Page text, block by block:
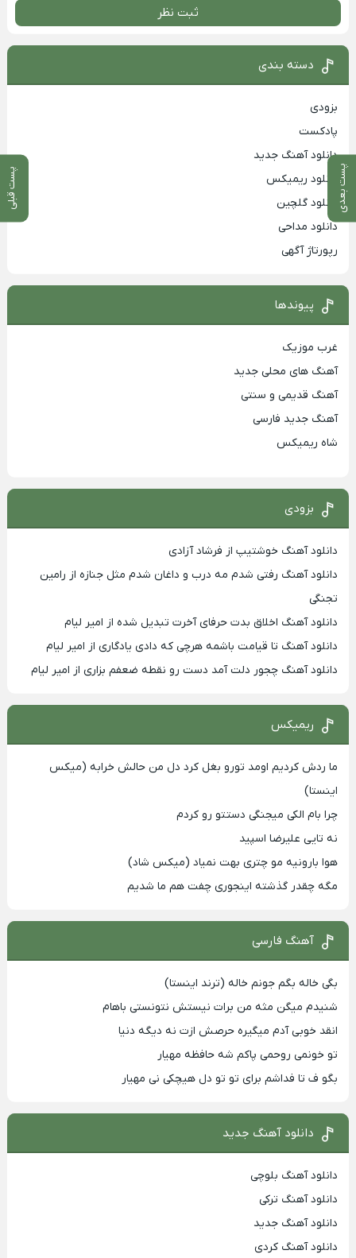
پست بعدی پست قبلی
ثبت نظر
دسته بندی
بزودی
پادکست
دانلود آهنگ جدید
دانلود ریمیکس
دانلود گلچین
دانلود مداحی
رپورتاژ آگهی
پیوندها
غرب موزیک
آهنگ های محلی جدید
آهنگ قدیمی و سنتی
آهنگ جدید فارسی
شاه ریمیکس
بزودی
دانلود آهنگ خوشتیپ از فرشاد آزادی
دانلود آهنگ رفتی شدم مه درب و داغان شدم مثل جنازه از رامین
تجنگی
دانلود آهنگ اخلاق بدت حرفای آخرت تبدیل شده از امیر لیام
دانلود آهنگ تا قیامت باشمه هرچی که دادی یادگاری از امیر لیام
دانلود آهنگ چجور دلت آمد دست رو نقطه ضعفم بزاری از امیر لیام
ریمیکس
ما ردش کردیم اومد تورو بغل کرد دل من حالش خرابه (میکس
اینستا)
چرا بام الکی میجنگی دستتو رو کردم
نه تایی علیرضا اسپید
هوا بارونیه مو چتری بهت نمیاد (میکس شاد)
مگه چقدر گذشته اینجوری چفت هم ما شدیم
آهنگ فارسی
بگی خاله بگم جونم خاله (ترند اینستا)
شنیدم میگن مثه من برات نیستش نتونستی باهام
انقد خوبی آدم میگیره حرصش ازت نه دیگه دنیا
تو خونمی روحمی پاکم شه حافظه مهیار
بگو ف تا فداشم برای تو تو دل هیچکی نی مهیار
دانلود آهنگ جدید
دانلود آهنگ بلوچی
دانلود آهنگ ترکی
دانلود آهنگ جدید
دانلود آهنگ کردی